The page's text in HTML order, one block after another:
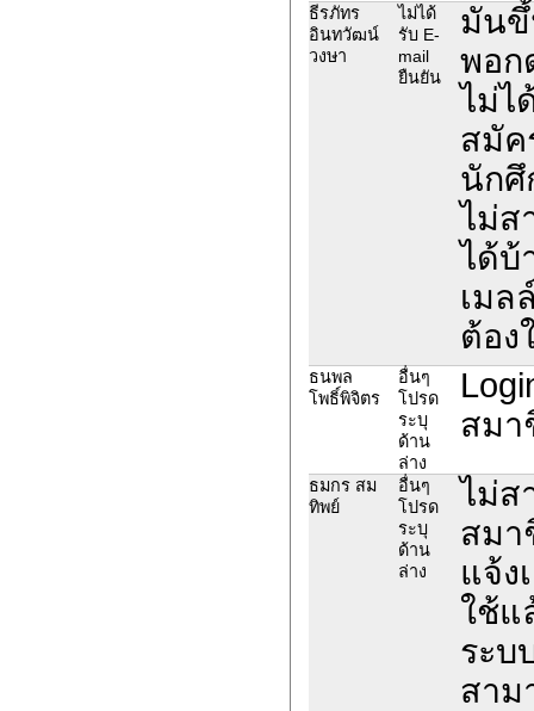
ธีรภัทร
อินทวัฒน์
วงษา
ไม่ได้
รับ E-
mail
ยืนยัน
มันขึ้
พอก
ไม่ไ
สมัค
นักศึ
ไม่ส
ได้บ้
เมล
ต้อง
ธนพล
โพธิ์พิจิตร
อื่นๆ
โปรด
ระบุ
ด้าน
ล่าง
สมา
ธมกร สม
ทิพย์
อื่นๆ
โปรด
ระบุ
ด้าน
ล่าง
ไม่ส
สม
แจ้ง
ใช้แ
ระบ
สาม